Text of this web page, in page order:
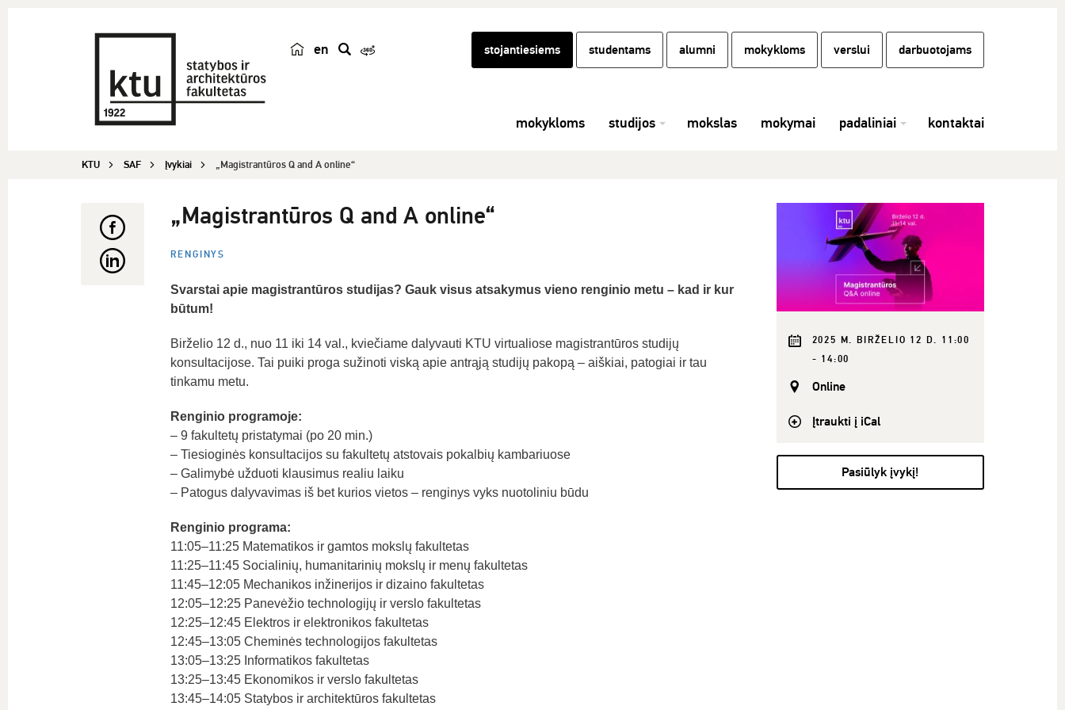
en
k
stojantiesiems studentams alumni mokykloms verslui darbuotojams
mokykloms studijos mokslas mokymai padaliniai kontaktai
KTU SAF Įvykiai „Magistrantūros Q and A online“
„Magistrantūros Q and A online“
RENGINYS
Svarstai apie magistrantūros studijas? Gauk visus atsakymus vieno renginio metu – kad ir kur
būtum!
Birželio 12 d., nuo 11 iki 14 val., kviečiame dalyvauti KTU virtualiose magistrantūros studijų
konsultacijose. Tai puiki proga sužinoti viską apie antrąją studijų pakopą – aiškiai, patogiai ir tau
tinkamu metu.
Renginio programoje:
– 9 fakultetų pristatymai (po 20 min.)
– Tiesioginės konsultacijos su fakultetų atstovais pokalbių kambariuose
– Galimybė užduoti klausimus realiu laiku
– Patogus dalyvavimas iš bet kurios vietos – renginys vyks nuotoliniu būdu
Renginio programa:
11:05–11:25 Matematikos ir gamtos mokslų fakultetas
11:25–11:45 Socialinių, humanitarinių mokslų ir menų fakultetas
11:45–12:05 Mechanikos inžinerijos ir dizaino fakultetas
12:05–12:25 Panevėžio technologijų ir verslo fakultetas
12:25–12:45 Elektros ir elektronikos fakultetas
12:45–13:05 Cheminės technologijos fakultetas
13:05–13:25 Informatikos fakultetas
13:25–13:45 Ekonomikos ir verslo fakultetas
13:45–14:05 Statybos ir architektūros fakultetas
2025 M. BIRŽELIO 12 D. 11:00
- 14:00
Online
Įtraukti į iCal
Pasiūlyk įvykį!